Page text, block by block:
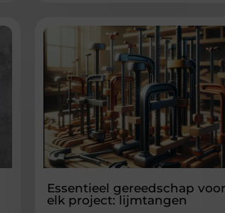
Essentieel gereedschap voor
elk project: lijmtangen